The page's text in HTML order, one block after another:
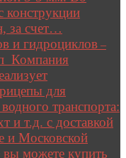
конструкции
за счет…
и гидроциклов –
Компания
для
транспорта:
и т.д. с доставкой
и Московской
вы можете купить